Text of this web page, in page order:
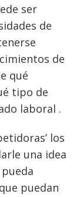
ser
de
de
qué
tipo de
laboral .
los
una idea
puedan